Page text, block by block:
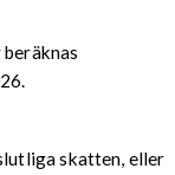
skatten, eller